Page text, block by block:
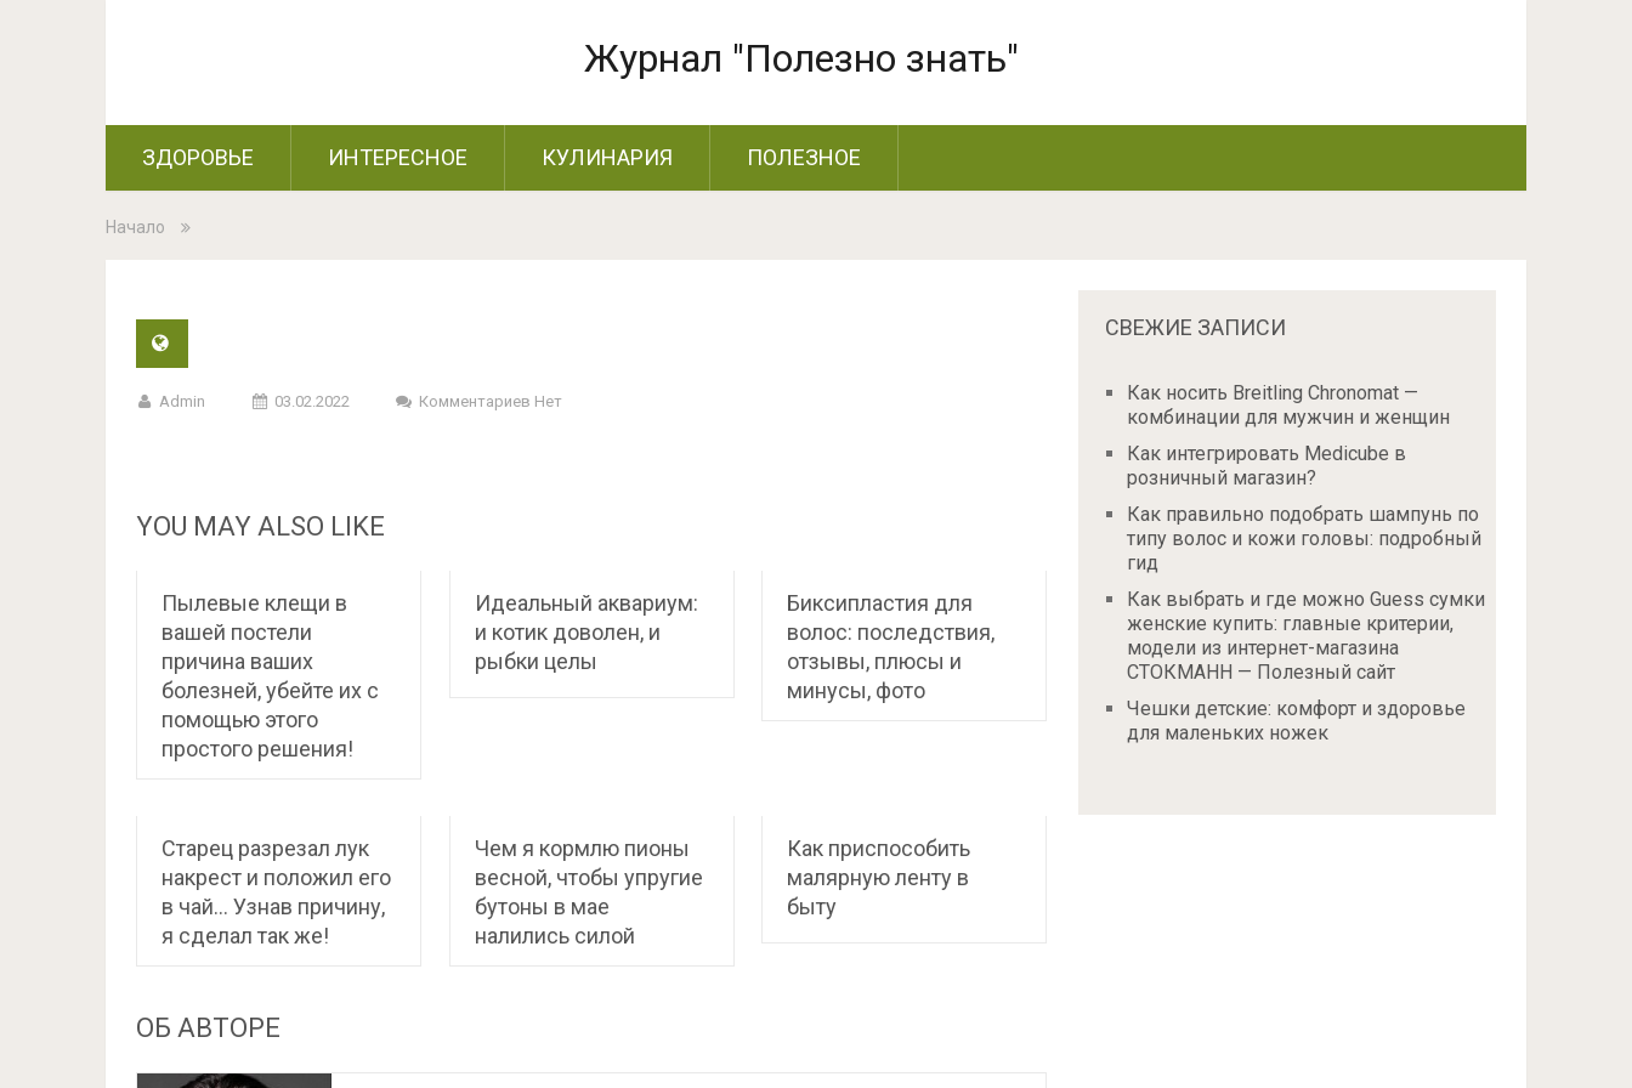
Журнал "Полезно знать"
ЗДОРОВЬЕ ИНТЕРЕСНОЕ КУЛИНАРИЯ ПОЛЕЗНОЕ
Начало
Admin 03.02.2022 Комментариев Нет
YOU MAY ALSO LIKE
Пылевые клещи в
вашей постели
причина ваших
болезней, убейте их с
помощью этого
простого решения!
Идеальный аквариум:
и котик доволен, и
рыбки целы
Биксипластия для
волос: последствия,
отзывы, плюсы и
минусы, фото
Старец разрезал лук
накрест и положил его
в чай… Узнав причину,
я сделал так же!
Чем я кормлю пионы
весной, чтобы упругие
бутоны в мае
налились силой
Как приспособить
малярную ленту в
быту
ОБ АВТОРЕ
СВЕЖИЕ ЗАПИСИ
Как носить Breitling Chronomat —
комбинации для мужчин и женщин
Как интегрировать Medicube в
розничный магазин?
Как правильно подобрать шампунь по
типу волос и кожи головы: подробный
гид
Как выбрать и где можно Guess сумки
женские купить: главные критерии,
модели из интернет-магазина
СТОКМАНН — Полезный сайт
Чешки детские: комфорт и здоровье
для маленьких ножек